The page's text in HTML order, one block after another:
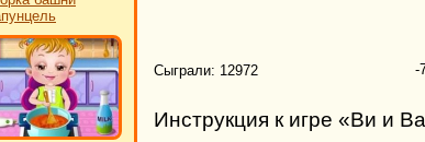
Сыграли: 12972 -
Инструкция к игре «Ви и